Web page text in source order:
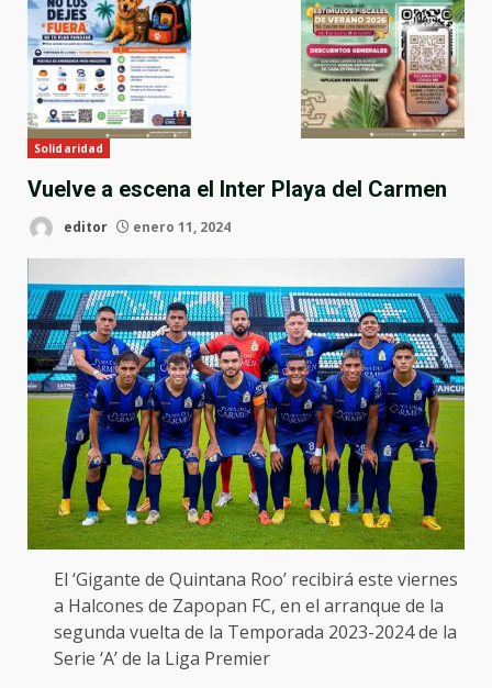
Solidaridad
Vuelve a escena el Inter Playa del Carmen
editor enero 11, 2024
El ‘Gigante de Quintana Roo’ recibirá este viernes
a Halcones de Zapopan FC, en el arranque de la
segunda vuelta de la Temporada 2023-2024 de la
Serie ‘A’ de la Liga Premier